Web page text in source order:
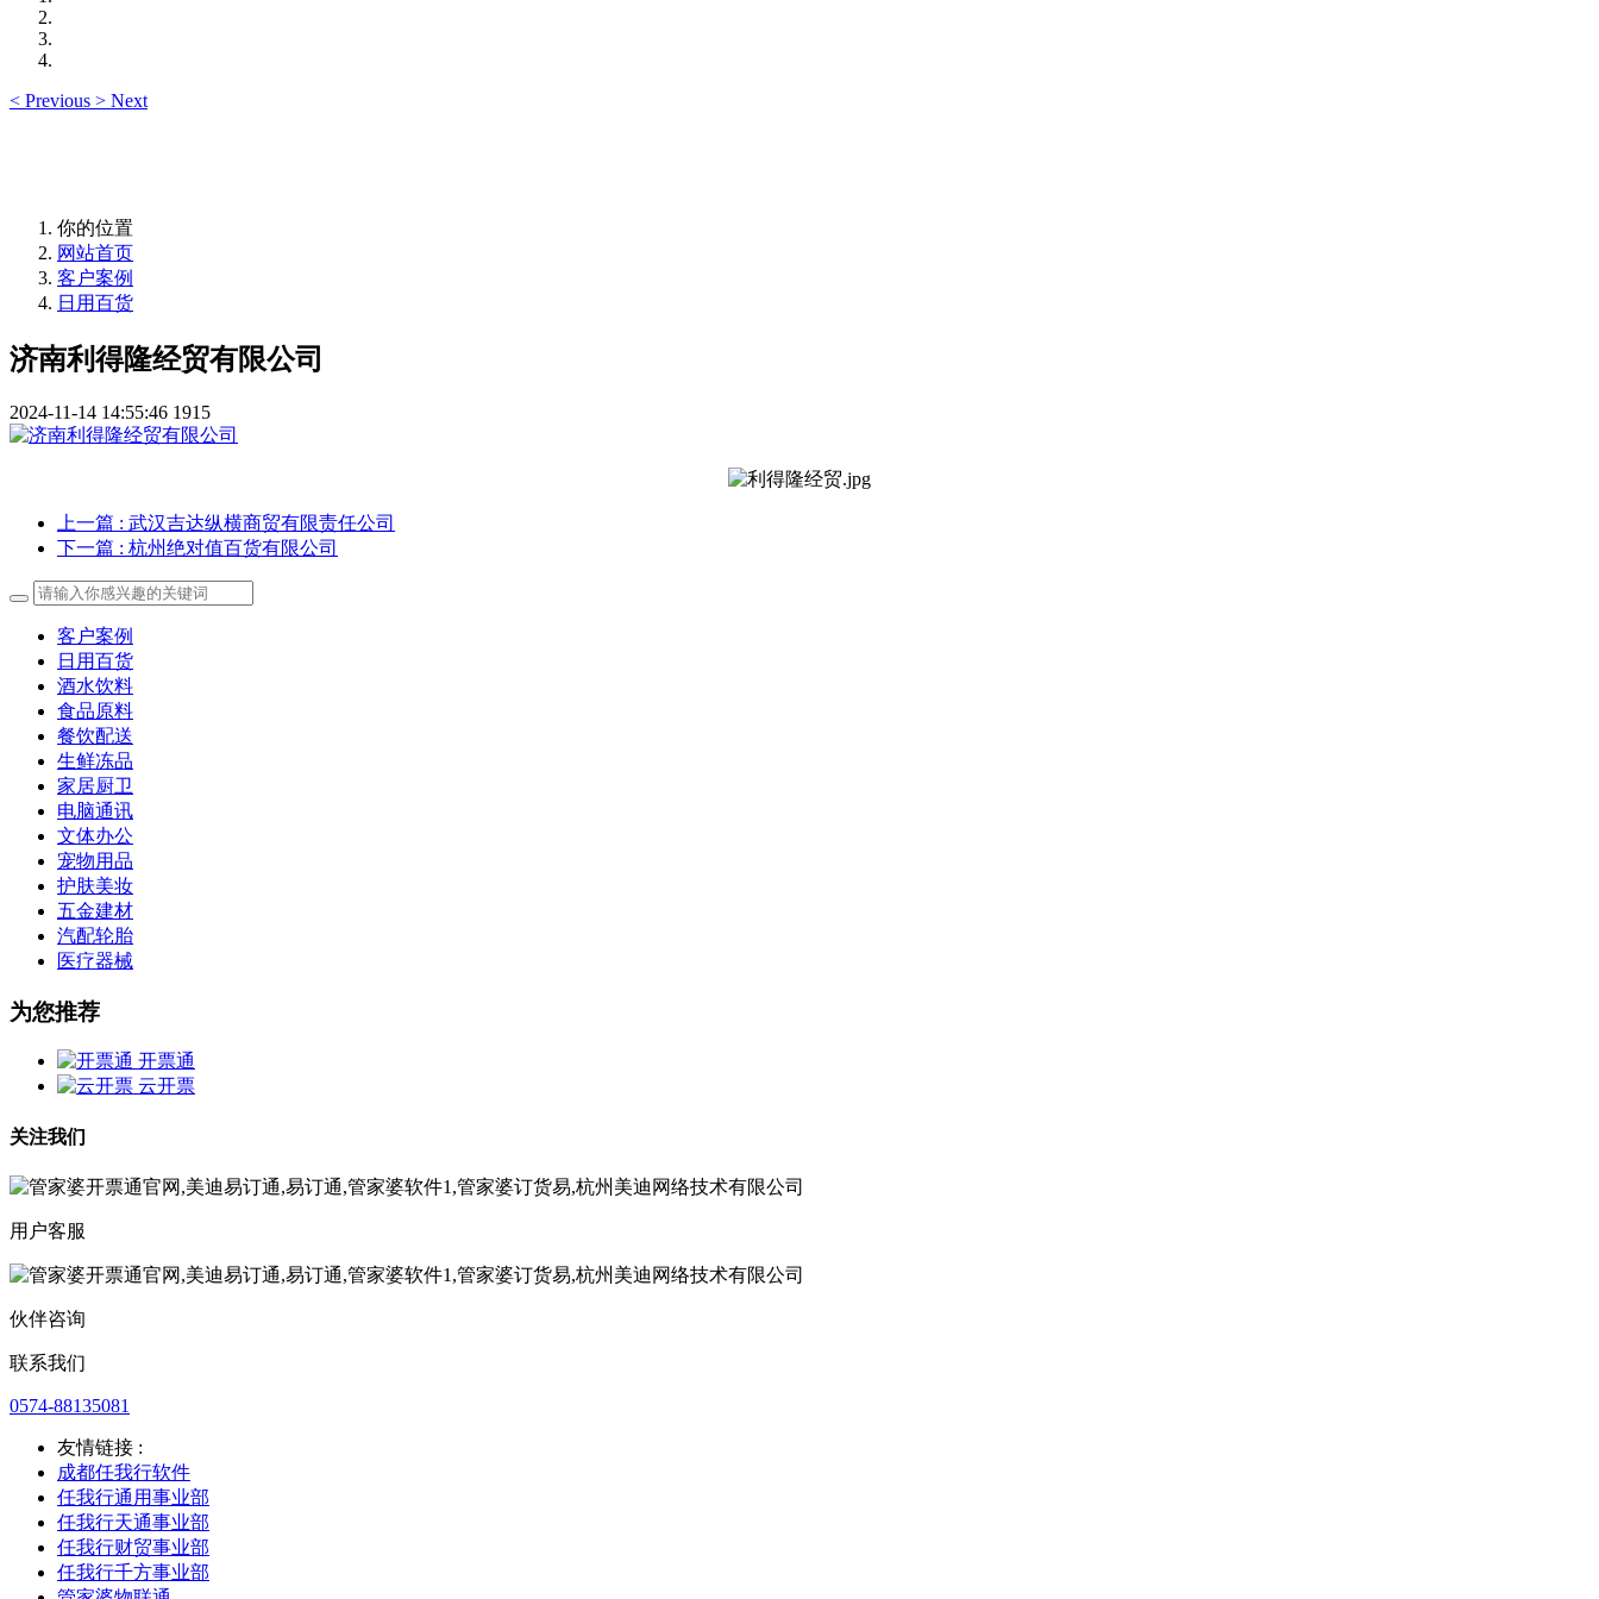
< Previous > Next
你的位置
网站首页
客户案例
日用百货
济南利得隆经贸有限公司
2024-11-14 14:55:46 1915
上一篇 : 武汉吉达纵横商贸有限责任公司
下一篇 : 杭州绝对值百货有限公司
客户案例
日用百货
酒水饮料
食品原料
餐饮配送
生鲜冻品
家居厨卫
电脑通讯
文体办公
宠物用品
护肤美妆
五金建材
汽配轮胎
医疗器械
为您推荐
开票通
云开票
关注我们
用户客服
伙伴咨询
联系我们
0574-88135081
友情链接 :
成都任我行软件
任我行通用事业部
任我行天通事业部
任我行财贸事业部
任我行千方事业部